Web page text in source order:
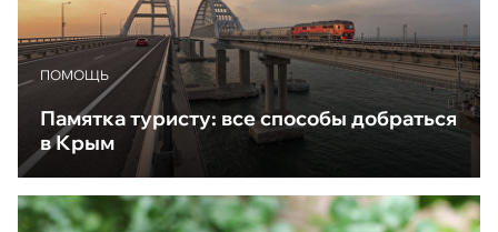
ПОМОЩЬ
Памятка туристу: все способы добраться
в Крым